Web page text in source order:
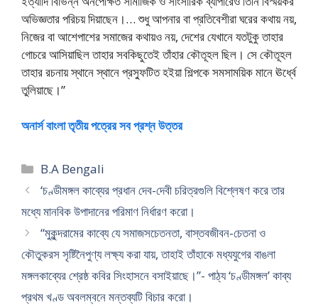
অভিজ্ঞতার পরিচয় দিয়াছেন।… শুধু আপনার বা প্রতিবেশীরা ঘরের কথায় নয়,
নিজের বা আশেপাশের সমাজের কথায়ও নয়, দেশের যেখানে যতটুকু তাহার
গোচরে আসিয়াছিল তাহার সবকিছুতেই তাঁহার কৌতূহল ছিল। সে কৌতূহল
তাহার রচনায় স্থানে স্থানে প্রস্ফুটিত হইয়া শিল্পকে সমসাময়িক মানে ঊর্ধ্বে
তুলিয়াছে।”
অনার্স বাংলা তৃতীয় পত্রের সব প্রশ্ন উত্তর
Categories
B.A Bengali
‘চণ্ডীমঙ্গল কাব্যের প্রধান দেব-দেবী চরিত্রগুলি বিশ্লেষণ করে তার
মধ্যে মানবিক উপাদানের পরিমাণ নির্ধারণ করো।
“মুকুন্দরামের কাব্যে যে সমাজসচেতনতা, বাস্তবজীবন-চেতনা ও
কৌতুকরস সৃষ্টিনৈপুণ্য লক্ষ্য করা যায়, তাহাই তাঁহাকে মধ্যযুগের বাঙলা
মঙ্গলকাব্যের শ্রেষ্ঠ কবির সিংহাসনে বসাইয়াছে।”- পাঠ্য ‘চণ্ডীমঙ্গল’ কাব্য
প্রথম খণ্ড অবলম্বনে মন্তব্যটি বিচার করো।